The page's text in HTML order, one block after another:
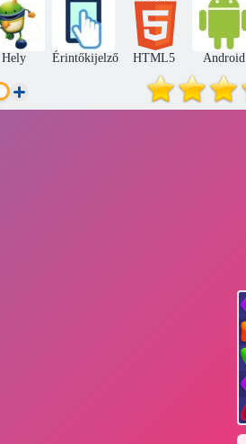
Kerti mesék Állatkert
Hely Érintőkijelző HTML5 Android